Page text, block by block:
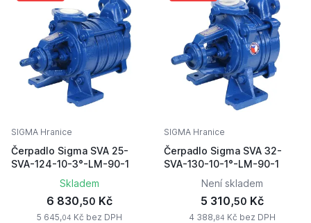
SIGMA Hranice
Čerpadlo Sigma SVA 25-
SVA-124-10-3°-LM-90-1
Skladem
6 830,50 Kč
5 645,04 Kč bez DPH
SIGMA Hranice
Čerpadlo Sigma SVA 32-
SVA-130-10-1°-LM-90-1
Není skladem
5 310,50 Kč
4 388,84 Kč bez DPH